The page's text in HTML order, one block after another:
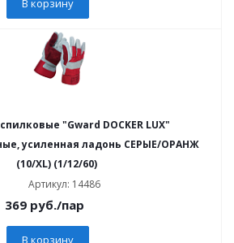
В корзину
"Gward DOCKER LUX"
усиленная ладонь СЕРЫЕ/ОРАНЖ
(10/XL) (1/12/60)
Артикул: 14486
369 руб./пар
В корзину